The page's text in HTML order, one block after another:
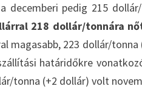
decemberi pedig 215
218 dollár/tonnára
magasabb, 223 dollár/
határidőkre
tonna (+2 dollár) volt